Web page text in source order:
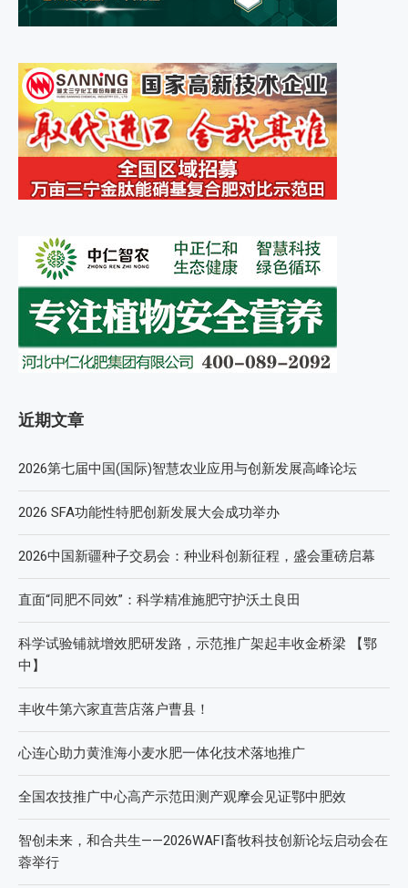
近期文章
2026第七届中国(国际)智慧农业应用与创新发展高峰论坛
2026 SFA功能性特肥创新发展大会成功举办
2026中国新疆种子交易会：种业科创新征程，盛会重磅启幕
直面“同肥不同效”：科学精准施肥守护沃土良田
科学试验铺就增效肥研发路，示范推广架起丰收金桥梁 【鄂
中】
丰收牛第六家直营店落户曹县！
心连心助力黄淮海小麦水肥一体化技术落地推广
全国农技推广中心高产示范田测产观摩会见证鄂中肥效
智创未来，和合共生——2026WAFI畜牧科技创新论坛启动会在
蓉举行